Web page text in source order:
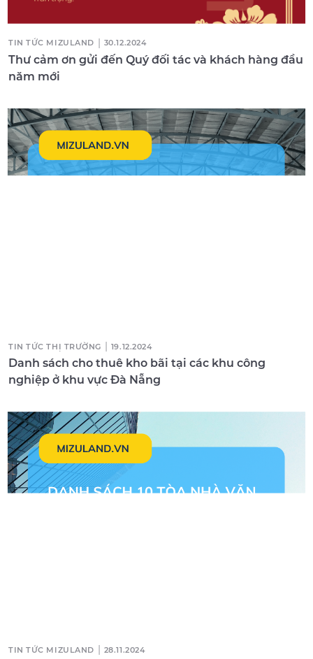
TIN TỨC MIZULAND | 30.12.2024
Thư cảm ơn gửi đến Quý đối tác và khách hàng đầu
năm mới
TIN TỨC THỊ TRƯỜNG | 19.12.2024
Danh sách cho thuê kho bãi tại các khu công
nghiệp ở khu vực Đà Nẵng
TIN TỨC MIZULAND 28.11.2024